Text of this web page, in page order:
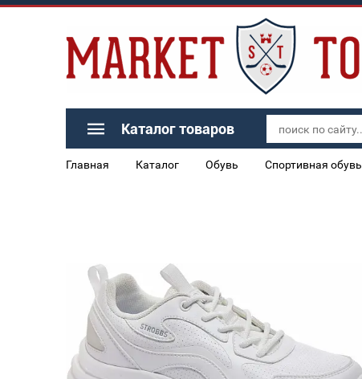
Каталог товаров
Главная Каталог Обувь Спортивная обувь